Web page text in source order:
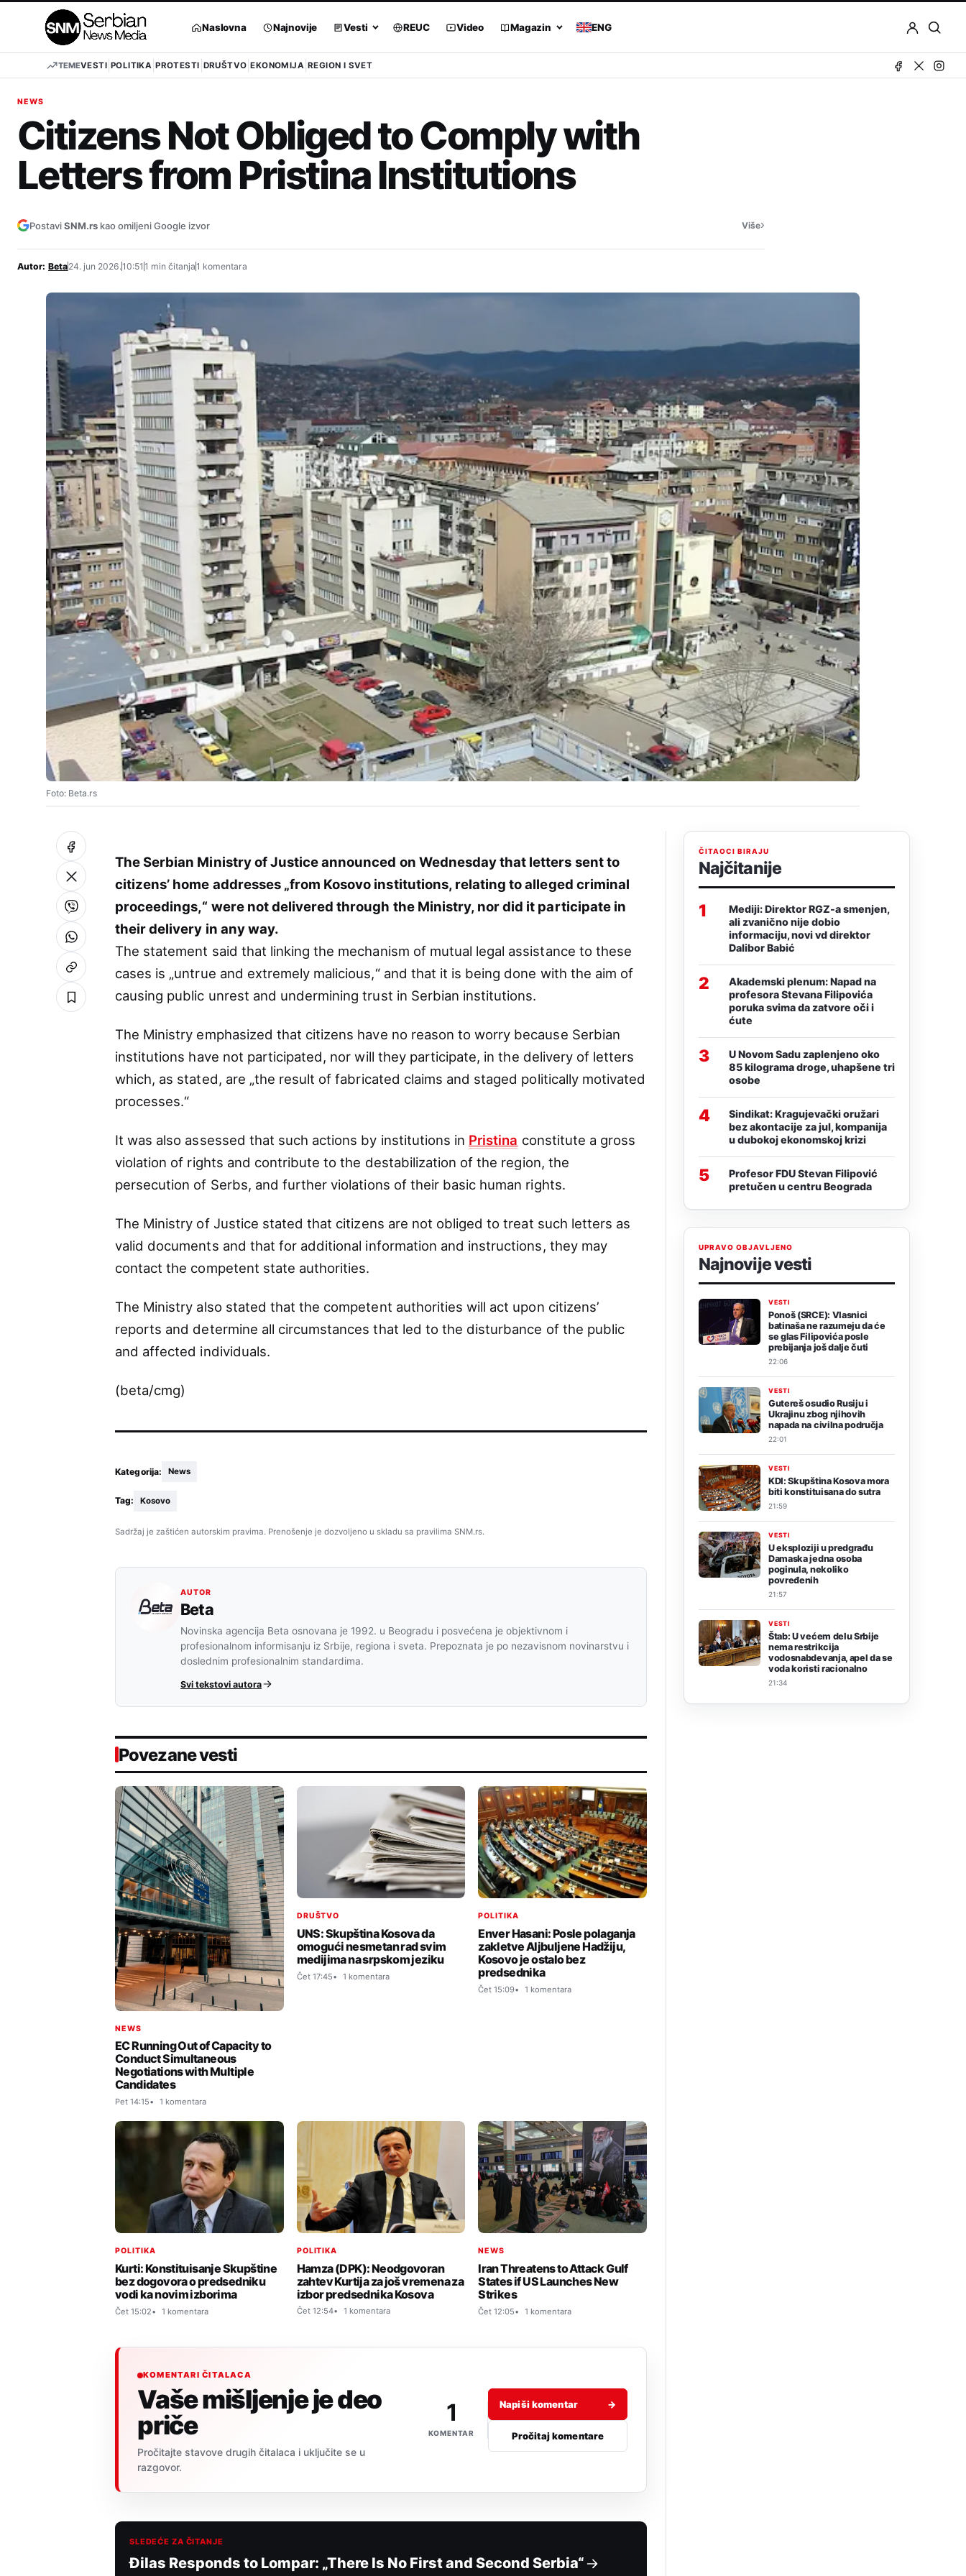
Naslovna Najnovije Vesti REUC Video Magazin ENG
TEMEVESTI POLITIKA PROTESTI DRUŠTVO EKONOMIJA REGION I SVET
NEWS
Citizens Not Obliged to Comply with
Letters from Pristina Institutions
PostaviSNM.rs kao omiljeni Google izvor Više›
Autor: Beta24. jun 2026.10:51 1 min čitanja1 komentara
Foto: Beta.rs
The Serbian Ministry of Justice announced on Wednesday that letters sent to
citizens’ home addresses „from Kosovo institutions, relating to alleged criminal
proceedings,“ were not delivered through the Ministry, nor did it participate in
their delivery in any way.
The statement said that linking the mechanism of mutual legal assistance to these
cases is „untrue and extremely malicious,“ and that it is being done with the aim of
causing public unrest and undermining trust in Serbian institutions.
The Ministry emphasized that citizens have no reason to worry because Serbian
institutions have not participated, nor will they participate, in the delivery of letters
which, as stated, are „the result of fabricated claims and staged politically motivated
processes.“
It was also assessed that such actions by institutions in Pristina constitute a gross
violation of rights and contribute to the destabilization of the region, the
persecution of Serbs, and further violations of their basic human rights.
The Ministry of Justice stated that citizens are not obliged to treat such letters as
valid documents and that for additional information and instructions, they may
contact the competent state authorities.
The Ministry also stated that the competent authorities will act upon citizens’
reports and determine all circumstances that led to the disturbance of the public
and affected individuals.
(beta/cmg)
Kategorija: News
Tag: Kosovo
Sadržaj je zaštićen autorskim pravima. Prenošenje je dozvoljeno u skladu sa pravilima SNM.rs.
AUTOR
Beta
Novinska agencija Beta osnovana je 1992. u Beogradu i posvećena je objektivnom i
profesionalnom informisanju iz Srbije, regiona i sveta. Prepoznata je po nezavisnom novinarstvu i
doslednim profesionalnim standardima.
Svi tekstovi autora
Povezane vesti
NEWS
EC Running Out of Capacity to
Conduct Simultaneous
Negotiations with Multiple
Candidates
Pet 14:15 1 komentara
DRUŠTVO
UNS: Skupština Kosova da
omogući nesmetan rad svim
medijima na srpskom jeziku
Čet 17:45 1 komentara
POLITIKA
Enver Hasani: Posle polaganja
zakletve Aljbuljene Hadžiju,
Kosovo je ostalo bez
predsednika
Čet 15:09 1 komentara
POLITIKA
Kurti: Konstituisanje Skupštine
bez dogovora o predsedniku
vodi ka novim izborima
Čet 15:02 1 komentara
POLITIKA
Hamza (DPK): Neodgovoran
zahtev Kurtija za još vremena za
izbor predsednika Kosova
Čet 12:54 1 komentara
NEWS
Iran Threatens to Attack Gulf
States if US Launches New
Strikes
Čet 12:05 1 komentara
KOMENTARI ČITALACA
Vaše mišljenje je deo
priče
Pročitajte stavove drugih čitalaca i uključite se u
razgovor.
1
KOMENTAR
Napiši komentar →
Pročitaj komentare
SLEDEĆE ZA ČITANJE
Đilas Responds to Lompar: „There Is No First and Second Serbia“
ČITAOCI BIRAJU
Najčitanije
1
Mediji: Direktor RGZ-a smenjen,
ali zvanično nije dobio
informaciju, novi vd direktor
Dalibor Babić
2
Akademski plenum: Napad na
profesora Stevana Filipovića
poruka svima da zatvore oči i
ćute
3
U Novom Sadu zaplenjeno oko
85 kilograma droge, uhapšene tri
osobe
4
Sindikat: Kragujevački oružari
bez akontacije za jul, kompanija
u dubokoj ekonomskoj krizi
5
Profesor FDU Stevan Filipović
pretučen u centru Beograda
UPRAVO OBJAVLJENO
Najnovije vesti
VESTI
Ponoš (SRCE): Vlasnici
batinaša ne razumeju da će
se glas Filipovića posle
prebijanja još dalje čuti
22:06
VESTI
Gutereš osudio Rusiju i
Ukrajinu zbog njihovih
napada na civilna područja
22:01
VESTI
KDI: Skupština Kosova mora
biti konstituisana do sutra
21:59
VESTI
U eksploziji u predgrađu
Damaska jedna osoba
poginula, nekoliko
povređenih
21:57
VESTI
Štab: U većem delu Srbije
nema restrikcija
vodosnabdevanja, apel da se
voda koristi racionalno
21:34